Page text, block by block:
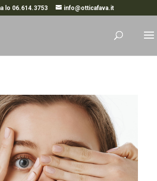
lo 06.614.3753 info@otticafava.it